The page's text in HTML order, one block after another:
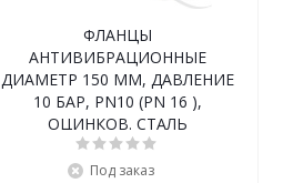
ФЛАНЦЫ
АНТИВИБРАЦИОННЫЕ
ДИАМЕТР 150 ММ, ДАВЛЕНИЕ
10 БАР, PN10 (PN 16 ),
ОЦИНКОВ. СТАЛЬ
Под заказ